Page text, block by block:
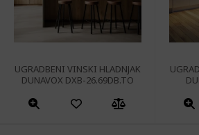
UGRADBENI VINSKI HLADNJAK
DUNAVOX DXB-26.69DB.TO